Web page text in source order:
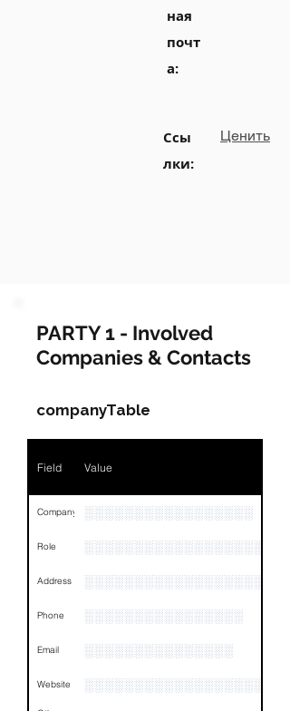
ная
почт
а:
Ссы
лки:
Ценить
PARTY 1 - Involved
Companies & Contacts
companyTable
Field Value
Company ░░░░░░░░░░░░░░░░░
Role
Address
Phone ░░░░░░░░░░░░░░░░
Email ░░░░░░░░░░░░░░░
Website